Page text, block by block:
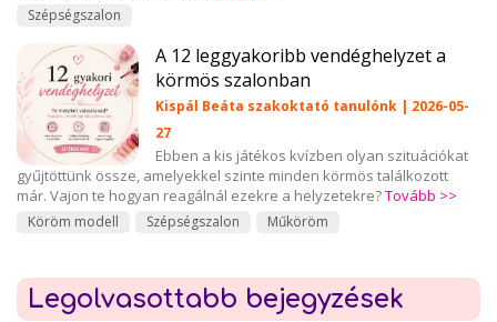
Szépségszalon
A 12 leggyakoribb vendéghelyzet a
körmös szalonban
Kispál Beáta szakoktató tanulónk | 2026-05-
27
Ebben a kis játékos kvízben olyan szituációkat
gyűjtöttünk össze, amelyekkel szinte minden körmös találkozott
már. Vajon te hogyan reagálnál ezekre a helyzetekre?Tovább >>
Köröm modell Szépségszalon Műköröm
Legolvasottabb bejegyzések